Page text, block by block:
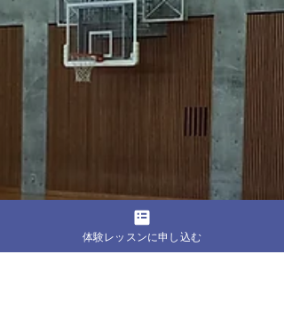
体験レッスンに申し込む